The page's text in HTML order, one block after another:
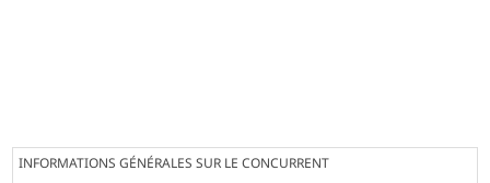
INFORMATIONS GÉNÉRALES SUR LE CONCURRENT